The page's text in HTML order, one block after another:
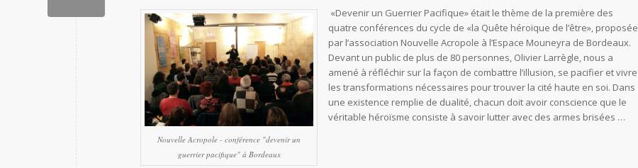
Nouvelle Acropole - conférence "devenir un
guerrier pacifique" à Bordeaux
«Devenir un Guerrier Pacifique» était le thème de la première des
quatre conférences du cycle de «la Quête héroïque de l’être», proposée
par l’association Nouvelle Acropole à l’Espace Mouneyra de Bordeaux.
Devant un public de plus de 80 personnes, Olivier Larrègle, nous a
amené à réfléchir sur la façon de combattre l’illusion, se pacifier et vivre
les transformations nécessaires pour trouver la cité haute en soi. Dans
une existence remplie de dualité, chacun doit avoir conscience que le
véritable héroïsme consiste à savoir lutter avec des armes brisées …